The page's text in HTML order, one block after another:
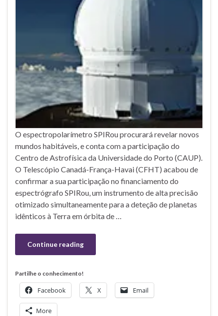
O espectropolarímetro SPIRou procurará revelar novos
mundos habitáveis, e conta com a participação do
Centro de Astrofísica da Universidade do Porto (CAUP).
O Telescópio Canadá-França-Havai (CFHT) acabou de
confirmar a sua participação no financiamento do
espectrógrafo SPIRou, um instrumento de alta precisão
otimizado simultaneamente para a deteção de planetas
idênticos à Terra em órbita de …
Continue reading
Partilhe o conhecimento!
Facebook X Email
More